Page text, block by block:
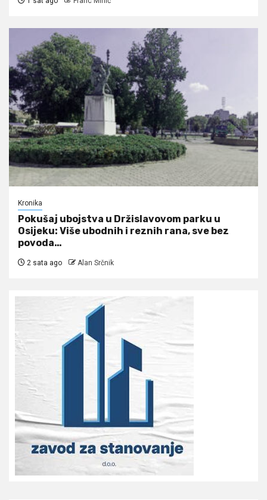
Kronika
Pokušaj ubojstva u Držislavovom parku u
Osijeku: Više ubodnih i reznih rana, sve bez
povoda…
2 sata ago Alan Srčnik